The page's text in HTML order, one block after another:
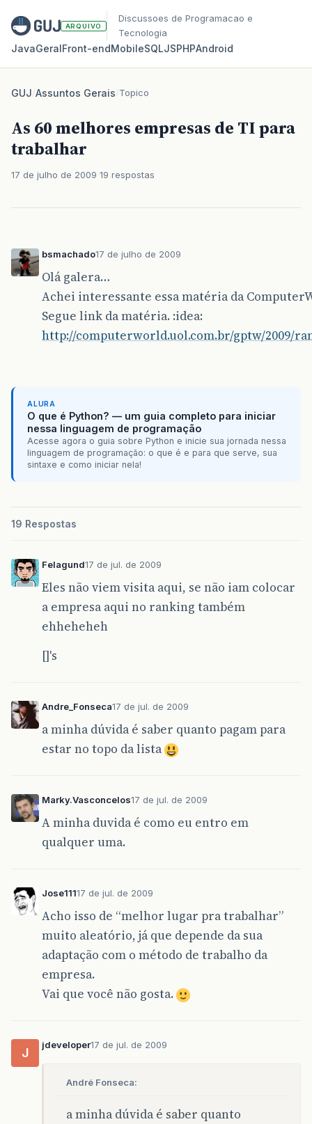
ARQUIVO
Discussoes de Programacao e
Tecnologia
JavaGeralFront‑endMobileSQLJSPHPAndroid
GUJ/Assuntos Gerais/Topico
As 60 melhores empresas de TI para
trabalhar
17 de julho de 2009 19 respostas
bsmachado17 de julho de 2009
Olá galera…
Achei interessante essa matéria da
Segue link da matéria. :idea:
http://computerworld.uol.com.br/gptw/2009/
ALURA
O que é Python? — um guia completo para iniciar
nessa linguagem de programação
Acesse agora o guia sobre Python e inicie sua jornada nessa
linguagem de programação: o que é e para que serve, sua
sintaxe e como iniciar nela!
19 Respostas
Felagund17 de jul. de 2009
Eles não viem visita aqui, se não iam colocar
a empresa aqui no ranking também
ehheheheh
[]'s
Andre_Fonseca17 de jul. de 2009
a minha dúvida é saber quanto pagam para
estar no topo da lista
Marky.Vasconcelos17 de jul. de 2009
A minha duvida é como eu entro em
qualquer uma.
Jose11117 de jul. de 2009
Acho isso de “melhor lugar pra trabalhar”
muito aleatório, já que depende da sua
adaptação com o método de trabalho da
empresa.
Vai que você não gosta.
J
jdeveloper17 de jul. de 2009
André Fonseca:
a minha dúvida é saber quanto